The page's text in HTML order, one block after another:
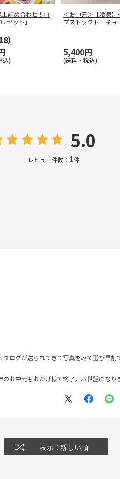
上詰め合わせ！ロ
セット」
）
込)
＜お中元＞【冷凍】
プストックトーキョ
気の冷たい
5,400円
(送料・税込)
5.0
レビュー件数： 1件
ログが送られてきて写真をみて選び早
お中元もおかげ様で終了。お世話になり
表示：新しい順